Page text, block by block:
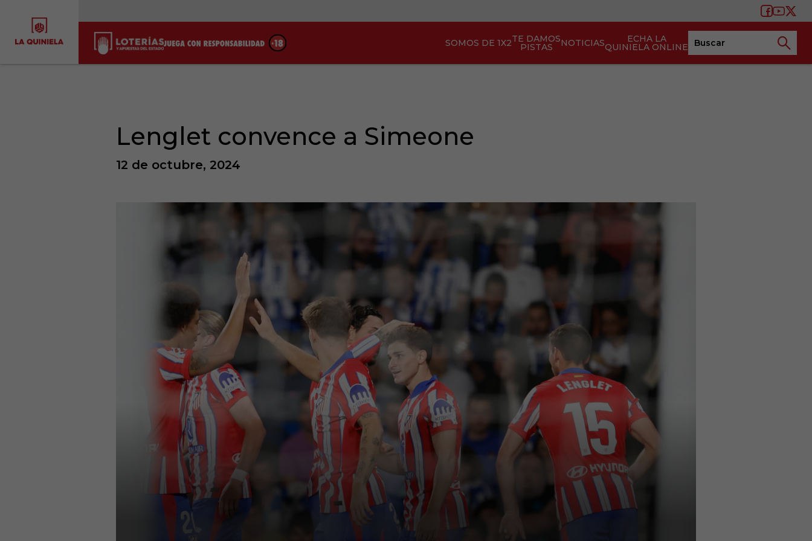
SOMOS DE 1X2TE DAMOS
PISTAS NOTICIAS ECHA LA
QUINIELA ONLINE
Lenglet convence a Simeone
12 de octubre, 2024